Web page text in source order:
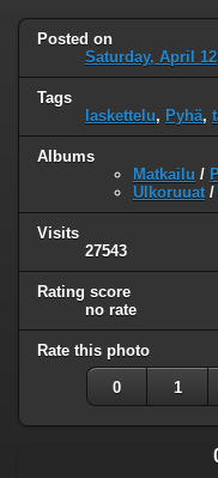
Posted on
Saturday, April
Tags
laskettelu, Pyhä,
Albums
Matkailu /
Ulkoruuat /
Visits
27543
Rating score
no rate
Rate this photo
0 1